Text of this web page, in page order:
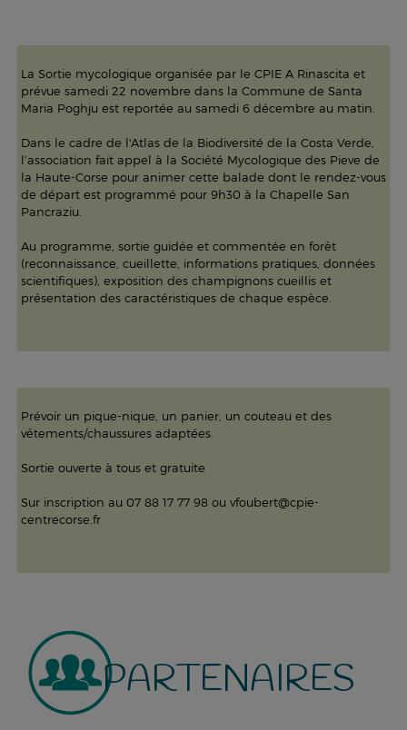
La Sortie mycologique organisée par le CPIE A Rinascita et
prévue samedi 22 novembre dans la Commune de Santa
Maria Poghju est reportée au samedi 6 décembre au matin.
Dans le cadre de l'Atlas de la Biodiversité de la Costa Verde,
l’association fait appel à la Société Mycologique des Pieve de
la Haute-Corse pour animer cette balade dont le rendez-vous
de départ est programmé pour 9h30 à la Chapelle San
Pancraziu.
Au programme, sortie guidée et commentée en forêt
(reconnaissance, cueillette, informations pratiques, données
scientifiques), exposition des champignons cueillis et
présentation des caractéristiques de chaque espèce.
Prévoir un pique-nique, un panier, un couteau et des
vêtements/chaussures adaptées.
Sortie ouverte à tous et gratuite
Sur inscription au 07 88 17 77 98 ou vfoubert@cpie-
centrecorse.fr
PARTENAIRES